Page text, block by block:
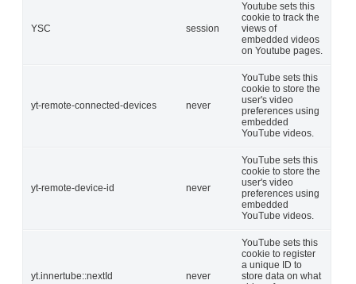
YSC session
Youtube sets this
cookie to track the
views of
embedded videos
on Youtube pages.
yt-remote-connected-devices never
YouTube sets this
cookie to store the
user's video
preferences using
embedded
YouTube videos.
yt-remote-device-id never
YouTube sets this
cookie to store the
user's video
preferences using
embedded
YouTube videos.
yt.innertube::nextId never
YouTube sets this
cookie to register
a unique ID to
store data on what